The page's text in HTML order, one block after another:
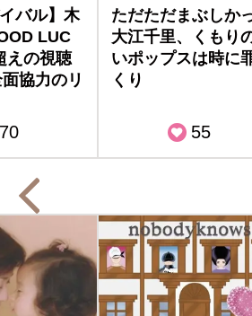
バル】木
LUC
えの視聴
協力のリ
70
ただただまぶしか
大江千里、くもり
いポップスは時に
くり
55